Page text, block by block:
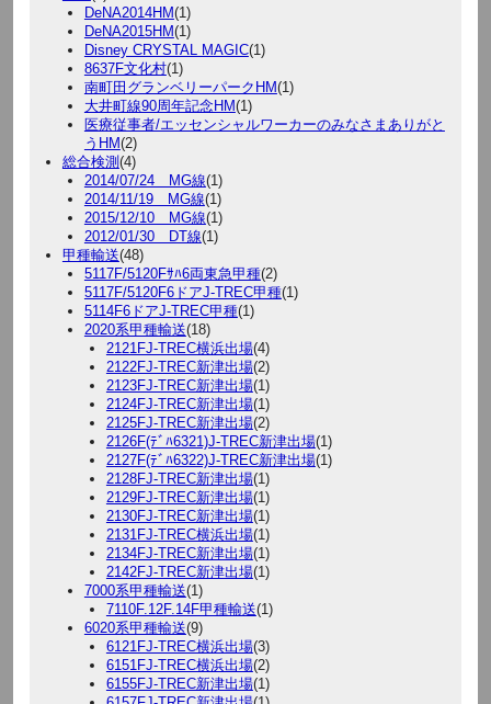
DeNA2014HM(1)
DeNA2015HM(1)
Disney CRYSTAL MAGIC(1)
8637F文化村(1)
南町田グランベリーパークHM(1)
大井町線90周年記念HM(1)
医療従事者/エッセンシャルワーカーのみなさまありがと
うHM(2)
総合検測 (4)
2014/07/24 MG線(1)
2014/11/19 MG線(1)
2015/12/10 MG線(1)
2012/01/30 DT線(1)
甲種輸送(48)
5117F/5120Fｻﾊ6両東急甲種(2)
5117F/5120F6ドアJ-TREC甲種(1)
5114F6ドアJ-TREC甲種(1)
2020系甲種輸送(18)
2121FJ-TREC横浜出場(4)
2122FJ-TREC新津出場(2)
2123FJ-TREC新津出場(1)
2124FJ-TREC新津出場(1)
2125FJ-TREC新津出場(2)
2126F(ﾃﾞﾊ6321)J-TREC新津出場(1)
2127F(ﾃﾞﾊ6322)J-TREC新津出場(1)
2128FJ-TREC新津出場(1)
2129FJ-TREC新津出場(1)
2130FJ-TREC新津出場(1)
2131FJ-TREC横浜出場(1)
2134FJ-TREC新津出場(1)
2142FJ-TREC新津出場(1)
7000系甲種輸送(1)
7110F.12F.14F甲種輸送(1)
6020系甲種輸送(9)
6121FJ-TREC横浜出場(3)
6151FJ-TREC横浜出場(2)
6155FJ-TREC新津出場(1)